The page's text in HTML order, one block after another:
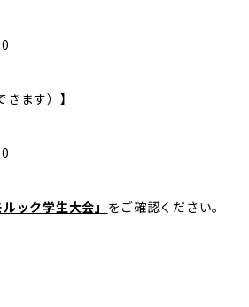
ます）】
ック学生大会」 をご確認ください。